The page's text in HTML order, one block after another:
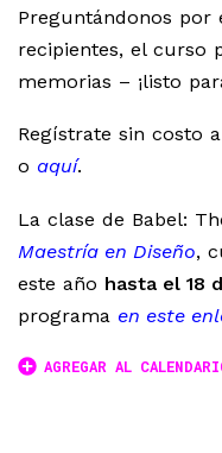
Preguntándonos por
recipientes, el curso
memorias – ¡listo
Regístrate sin costo
o aquí.
La clase de Babel:
Maestría en Diseño,
este año hasta el 18
programa en este
AGREGAR AL